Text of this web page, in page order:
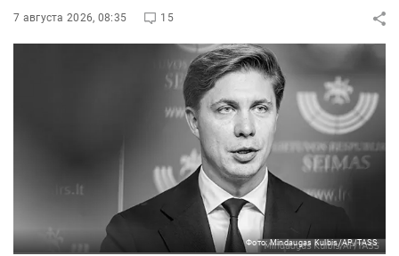
7 августа 2026, 08:35 15
Фото: Mindaugas Kulbis/AP/TASS